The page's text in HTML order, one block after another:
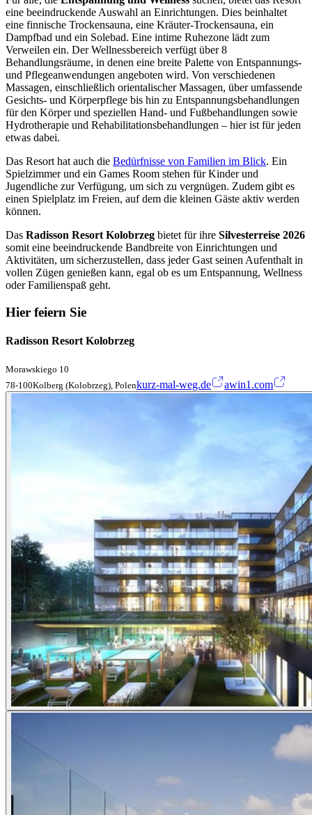
eine beeindruckende Auswahl an Einrichtungen. Dies beinhaltet
eine finnische Trockensauna, eine Kräuter-Trockensauna, ein
Dampfbad und ein Solebad. Eine intime Ruhezone lädt zum
Verweilen ein. Der Wellnessbereich verfügt über 8
Behandlungsräume, in denen eine breite Palette von Entspannungs-
und Pflegeanwendungen angeboten wird. Von verschiedenen
Massagen, einschließlich orientalischer Massagen, über umfassende
Gesichts- und Körperpflege bis hin zu Entspannungsbehandlungen
für den Körper und speziellen Hand- und Fußbehandlungen sowie
Hydrotherapie und Rehabilitationsbehandlungen – hier ist für jeden
etwas dabei.
Das Resort hat auch die Bedürfnisse von Familien im Blick. Ein
Spielzimmer und ein Games Room stehen für Kinder und
Jugendliche zur Verfügung, um sich zu vergnügen. Zudem gibt es
einen Spielplatz im Freien, auf dem die kleinen Gäste aktiv werden
können.
Das Radisson Resort Kolobrzeg bietet für ihre Silvesterreise 2026
somit eine beeindruckende Bandbreite von Einrichtungen und
Aktivitäten, um sicherzustellen, dass jeder Gast seinen Aufenthalt in
vollen Zügen genießen kann, egal ob es um Entspannung, Wellness
oder Familienspaß geht.
Hier feiern Sie
Radisson Resort Kolobrzeg
Morawskiego 10
78-100Kolberg (Kolobrzeg), Polenkurz-mal-weg.de awin1.com